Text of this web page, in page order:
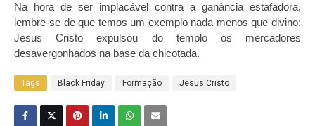
Na hora de ser implacável contra a ganância estafadora,
lembre-se de que temos um exemplo nada menos que divino:
Jesus Cristo expulsou do templo os mercadores
desavergonhados na base da chicotada.
Tags Black Friday Formação Jesus Cristo